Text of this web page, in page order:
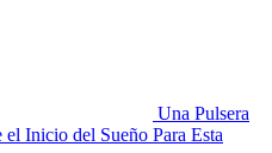
Una Pulsera
Inicio del Sueño Para Esta